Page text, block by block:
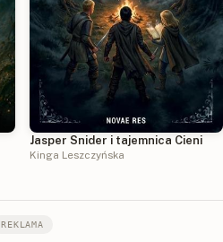
Jasper Snider i tajemnica Cieni
Kinga Leszczyńska
REKLAMA